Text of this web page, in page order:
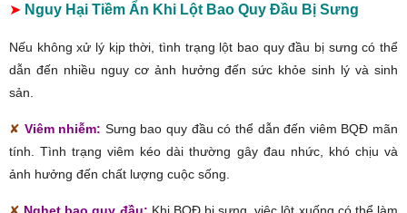
➤ Nguy Hại Tiềm Ẩn Khi Lột Bao Quy Đầu Bị Sưng
Nếu không xử lý kịp thời, tình trạng lột bao quy đầu bị sưng có thể
dẫn đến nhiều nguy cơ ảnh hưởng đến sức khỏe sinh lý và sinh
sản.
✘ Viêm nhiễm: Sưng bao quy đầu có thể dẫn đến viêm BQĐ mãn
tính. Tình trạng viêm kéo dài thường gây đau nhức, khó chịu và
ảnh hưởng đến chất lượng cuộc sống.
✘ Nghẹt bao quy đầu: Khi BQĐ bị sưng, việc lột xuống có thể làm